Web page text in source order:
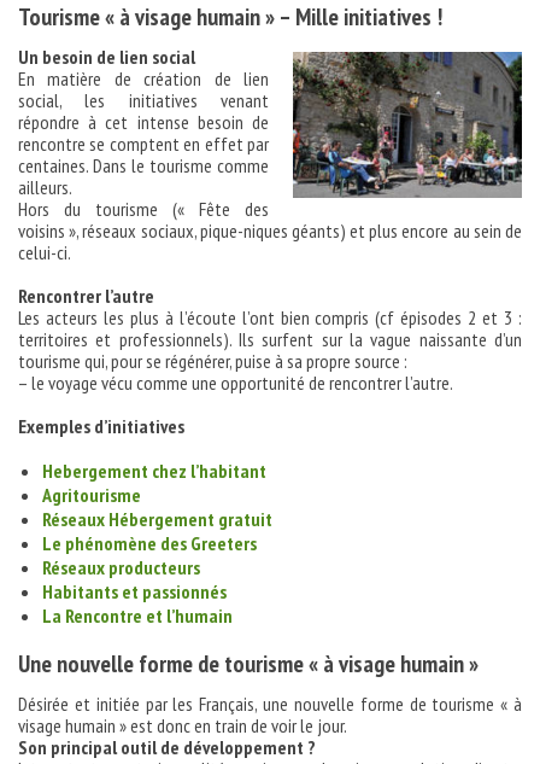
Tourisme « à visage humain » – Mille initiatives !
Un besoin de lien social
En matière de création de lien
social, les initiatives venant
répondre à cet intense besoin de
rencontre se comptent en effet par
centaines. Dans le tourisme comme
ailleurs.
Hors du tourisme (« Fête des
voisins », réseaux sociaux, pique-niques géants) et plus encore au sein de
celui-ci.
Rencontrer l’autre
Les acteurs les plus à l’écoute l’ont bien compris (cf épisodes 2 et 3 :
territoires et professionnels). Ils surfent sur la vague naissante d’un
tourisme qui, pour se régénérer, puise à sa propre source :
– le voyage vécu comme une opportunité de rencontrer l’autre.
Exemples d’initiatives
Hebergement chez l’habitant
Agritourisme
Réseaux Hébergement gratuit
Le phénomène des Greeters
Réseaux producteurs
Habitants et passionnés
La Rencontre et l’humain
Une nouvelle forme de tourisme « à visage humain »
Désirée et initiée par les Français, une nouvelle forme de tourisme « à
visage humain » est donc en train de voir le jour.
Son principal outil de développement ?